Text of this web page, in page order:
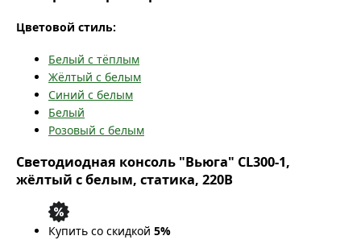
Цветовой стиль:
Белый с тёплым
Жёлтый с белым
Синий с белым
Белый
Розовый с белым
Светодиодная консоль "Вьюга" CL300-1,
жёлтый с белым, статика, 220В
Купить со скидкой 5%